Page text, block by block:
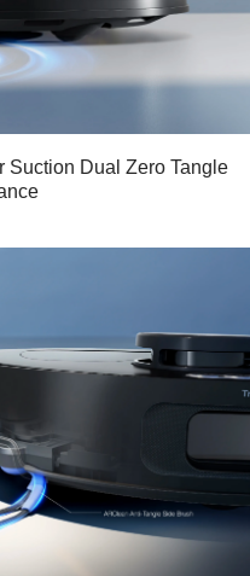
Suction Dual Zero Tangle